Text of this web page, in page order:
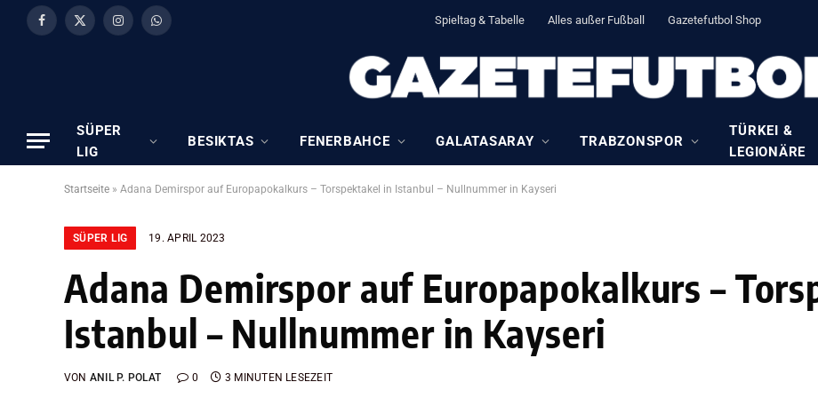
Facebook
X
InstagramWhatsApp Spieltag & Tabelle Alles außer Fußball Gazetefutbol Shop
SÜPER
LIG
BESIKTAS FENERBAHCE GALATASARAY TRABZONSPOR
TÜRKEI &
LEGIONÄRE
Startseite » Adana Demirspor auf Europapokalkurs – Torspektakel in Istanbul – Nullnummer in Kayseri
SÜPER LIG 19. APRIL 2023
Adana Demirspor auf Europapokalkurs –
Istanbul – Nullnummer in Kayseri
VON ANIL P. POLAT 0 3 MINUTEN LESEZEIT